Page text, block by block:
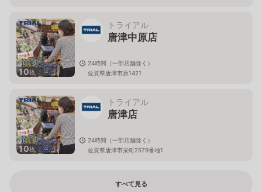
10枚
トライアル
唐津中原店
24時間（一部店舗除く）
佐賀県唐津市原1421
10枚
トライアル
唐津店
24時間（一部店舗除く）
佐賀県唐津市栄町2579番地1
すべて見る